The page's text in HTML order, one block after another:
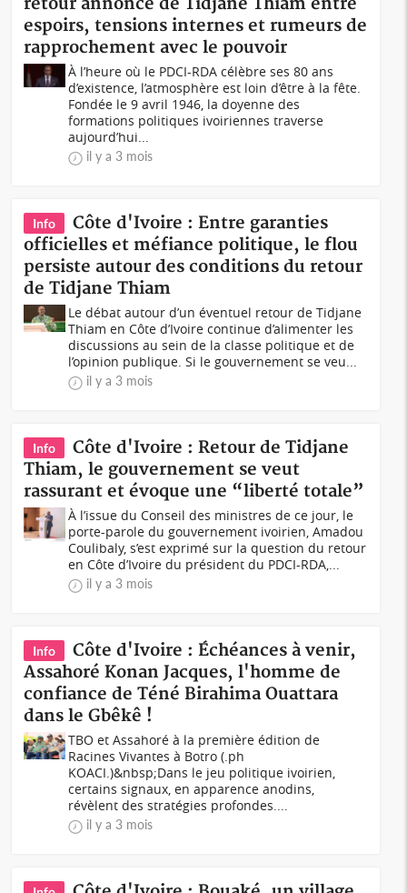
espoirs, tensions internes et rumeurs de
rapprochement avec le pouvoir
À l’heure où le PDCI-RDA célèbre ses 80 ans
d’existence, l’atmosphère est loin d’être à la fête.
Fondée le 9 avril 1946, la doyenne des
formations politiques ivoiriennes traverse
aujourd’hui...
il y a 3 mois
Info
Côte d'Ivoire : Entre garanties
officielles et méfiance politique, le flou
persiste autour des conditions du retour
de Tidjane Thiam
Le débat autour d’un éventuel retour de Tidjane
Thiam en Côte d’Ivoire continue d’alimenter les
discussions au sein de la classe politique et de
l’opinion publique. Si le gouvernement se veu...
il y a 3 mois
Info
Côte d'Ivoire : Retour de Tidjane
Thiam, le gouvernement se veut
rassurant et évoque une “liberté totale”
À l’issue du Conseil des ministres de ce jour, le
porte-parole du gouvernement ivoirien, Amadou
Coulibaly, s’est exprimé sur la question du retour
en Côte d’Ivoire du président du PDCI-RDA,...
il y a 3 mois
Info
Côte d'Ivoire : Échéances à venir,
Assahoré Konan Jacques, l'homme de
confiance de Téné Birahima Ouattara
dans le Gbêkê !
TBO et Assahoré à la première édition de
Racines Vivantes à Botro (.ph
KOACI.)&nbsp;Dans le jeu politique ivoirien,
certains signaux, en apparence anodins,
révèlent des stratégies profondes....
il y a 3 mois